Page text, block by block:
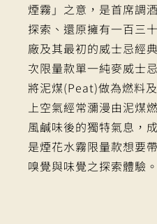
煙霧」之意，是首席調
探索、還原擁有一百三
廠及其最初的威士忌經
次限量款單一純麥威士
將泥煤(Peat)做為燃料
上空氣經常瀰漫由泥煤
風鹹味後的獨特氣息，
是煙花水霧限量款想要
嗅覺與味覺之探索體驗。